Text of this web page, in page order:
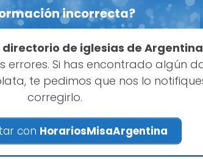
incorrecta?
de iglesias de Argentina
errores. Si has encontrado algún
te pedimos que nos lo
corregirlo.
con HorariosMisaArgentina